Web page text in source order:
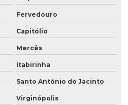
Fervedouro
Capitólio
Mercês
Itabirinha
Santo Antônio do Jacinto
Virginópolis